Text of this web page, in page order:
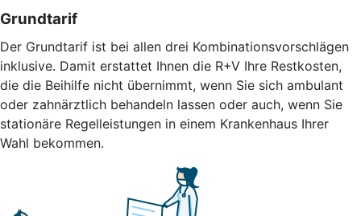
Grundtarif
Der Grundtarif ist bei allen drei Kombinationsvorschlägen
inklusive. Damit erstattet Ihnen die R+V Ihre Restkosten,
die die Beihilfe nicht übernimmt, wenn Sie sich ambulant
oder zahnärztlich behandeln lassen oder auch, wenn Sie
stationäre Regelleistungen in einem Krankenhaus Ihrer
Wahl bekommen.